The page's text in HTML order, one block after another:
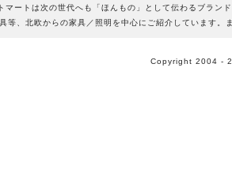
マートは次の世代へも「ほんもの」として伝わるブラン
等、北欧からの家具／照明を中心にご紹介しています
Copyright 2004 -